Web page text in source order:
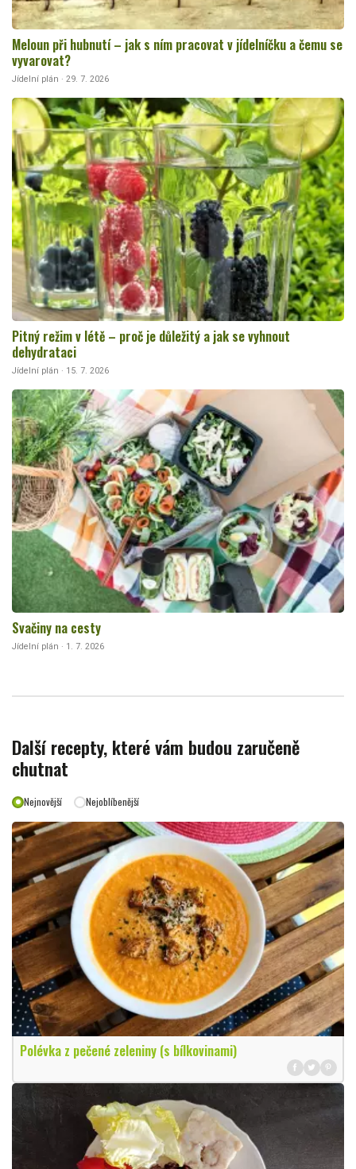
Meloun při hubnutí – jak s ním pracovat v jídelníčku a čemu se
vyvarovat?
Jídelní plán · 29. 7. 2026
Pitný režim v létě – proč je důležitý a jak se vyhnout
dehydrataci
Jídelní plán · 15. 7. 2026
Svačiny na cesty
Jídelní plán · 1. 7. 2026
Další recepty, které vám budou zaručeně
chutnat
Nejnovější Nejoblíbenější
Polévka z pečené zeleniny (s bílkovinami)